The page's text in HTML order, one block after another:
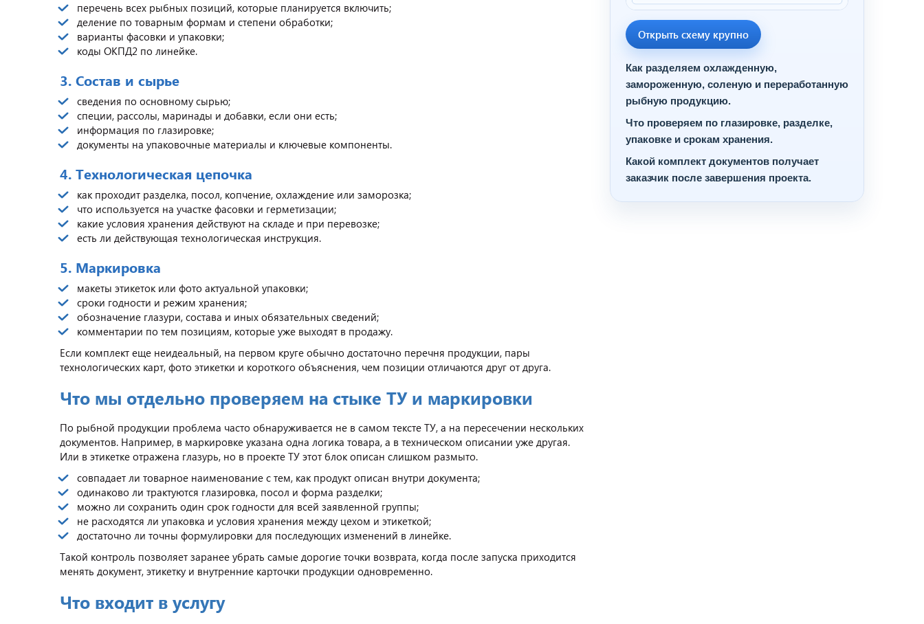
перечень всех рыбных позиций, которые планируется включить;
деление по товарным формам и степени обработки;
варианты фасовки и упаковки;
коды ОКПД2 по линейке.
3. Состав и сырье
сведения по основному сырью;
специи, рассолы, маринады и добавки, если они есть;
информация по глазировке;
документы на упаковочные материалы и ключевые компоненты.
4. Технологическая цепочка
как проходит разделка, посол, копчение, охлаждение или заморозка;
что используется на участке фасовки и герметизации;
какие условия хранения действуют на складе и при перевозке;
есть ли действующая технологическая инструкция.
5. Маркировка
макеты этикеток или фото актуальной упаковки;
сроки годности и режим хранения;
обозначение глазури, состава и иных обязательных сведений;
комментарии по тем позициям, которые уже выходят в продажу.
Если комплект еще неидеальный, на первом круге обычно достаточно перечня продукции, пары
технологических карт, фото этикетки и короткого объяснения, чем позиции отличаются друг от друга.
Что мы отдельно проверяем на стыке ТУ и маркировки
По рыбной продукции проблема часто обнаруживается не в самом тексте ТУ, а на пересечении нескольких
документов. Например, в маркировке указана одна логика товара, а в техническом описании уже другая.
Или в этикетке отражена глазурь, но в проекте ТУ этот блок описан слишком размыто.
совпадает ли товарное наименование с тем, как продукт описан внутри документа;
одинаково ли трактуются глазировка, посол и форма разделки;
можно ли сохранить один срок годности для всей заявленной группы;
не расходятся ли упаковка и условия хранения между цехом и этикеткой;
достаточно ли точны формулировки для последующих изменений в линейке.
Такой контроль позволяет заранее убрать самые дорогие точки возврата, когда после запуска приходится
менять документ, этикетку и внутренние карточки продукции одновременно.
Что входит в услугу
Открыть схему крупно
Как разделяем охлажденную,
замороженную, соленую и переработанную
рыбную продукцию.
Что проверяем по глазировке, разделке,
упаковке и срокам хранения.
Какой комплект документов получает
заказчик после завершения проекта.